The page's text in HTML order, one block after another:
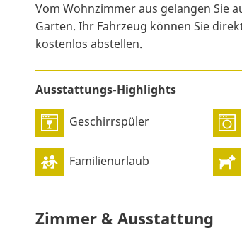
Vom Wohnzimmer aus gelangen Sie
Garten. Ihr Fahrzeug können Sie
kostenlos abstellen.
Ausstattungs-Highlights
Geschirrspüler
Familienurlaub
Zimmer & Ausstattung